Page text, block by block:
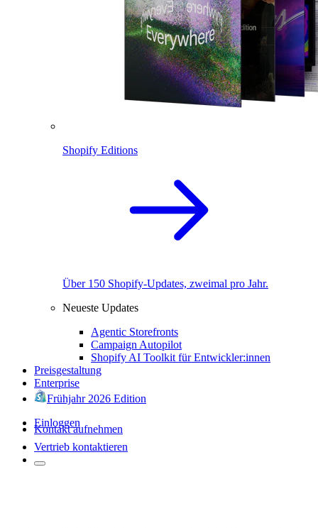
Shopify Editions
Über 150 Shopify-Updates, zweimal pro Jahr.
Neueste Updates
Agentic Storefronts
Campaign Autopilot
Shopify AI Toolkit für Entwickler:innen
Preisgestaltung
Enterprise
Frühjahr 2026 Edition
Einloggen
Kontakt aufnehmen
Vertrieb kontaktieren